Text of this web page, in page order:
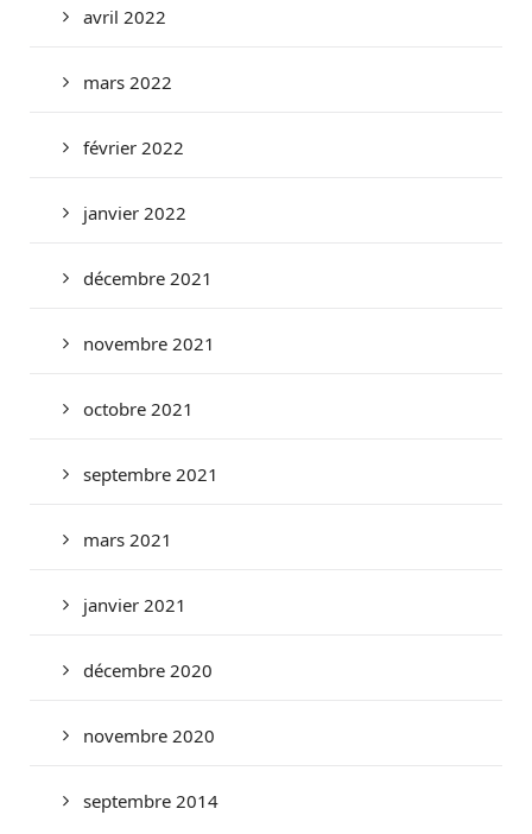
avril 2022
mars 2022
février 2022
janvier 2022
décembre 2021
novembre 2021
octobre 2021
septembre 2021
mars 2021
janvier 2021
décembre 2020
novembre 2020
septembre 2014